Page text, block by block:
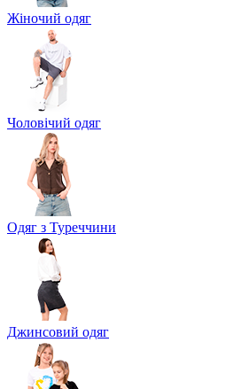
Жіночий одяг
Чоловічий одяг
Одяг з Туреччини
Джинсовий одяг